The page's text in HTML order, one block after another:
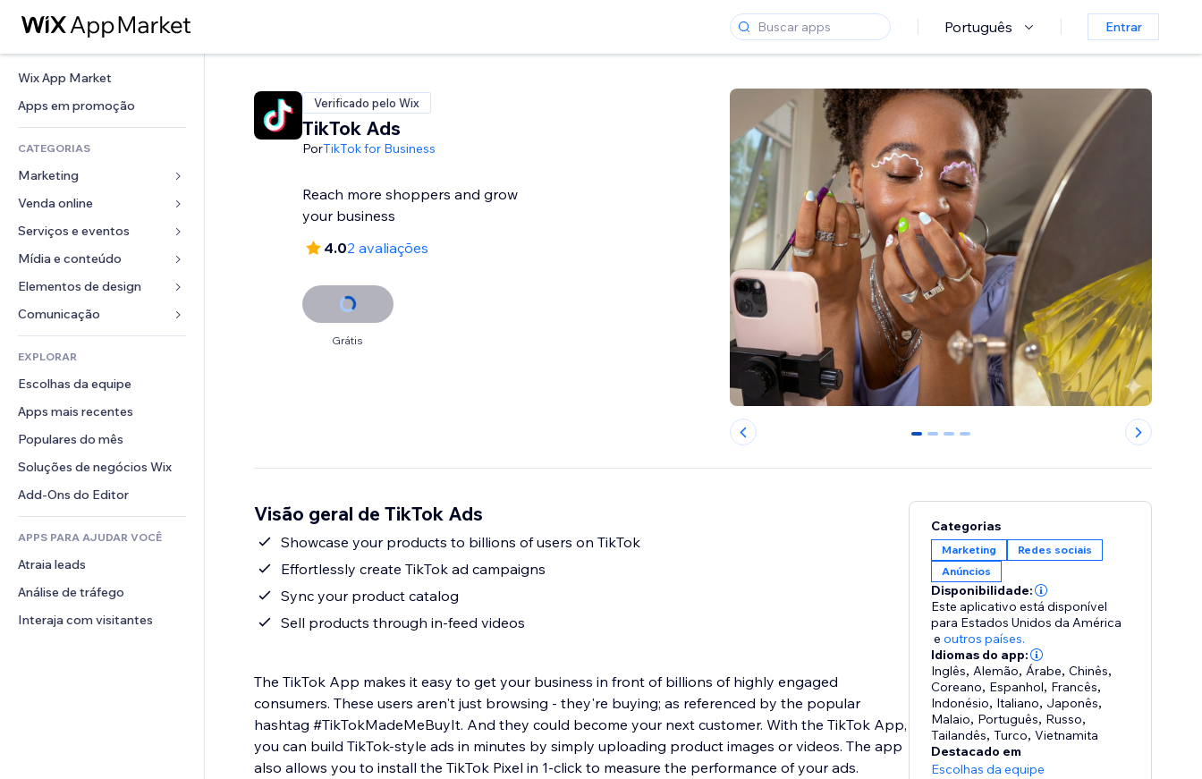
Português Entrar
Wix App Market
Apps em promoção
CATEGORIAS
Marketing
Anúncios
Mobile
Análises
Listas do site
Email
Venda online
Apps para lojas
Frete e entrega
Botões de venda
Contabilidade
Cupons e fidelidade
Soluções de armazenamento
Serviços e eventos
Hotéis
Eventos
Restaurantes
Imobiliária
Meus agendamentos
Mídia e conteúdo
Galeria
Músicas
Podcasts
Fotografia
Vídeo
PDF
Compartilhamento de arquivos
Notícias
Elementos de design
Mapas e navegação
Privacidade e segurança
Relógio
Templates de página
Efeitos de imagem
Botões e menus
Banners e selos
Calculadoras
Busca
Previsão do tempo
Tabelas e gráficos
Formulários
Enquetes
Chat
Comentários
Telefone
Comunidade
Avaliações e depoimentos
CRM
EXPLORAR
Escolhas da equipe
Apps mais recentes
Populares do mês
Soluções de negócios Wix
Add-Ons do Editor
APPS PARA AJUDAR VOCÊ
Atraia leads
Análise de tráfego
Interaja com visitantes
Verificado pelo Wix
TikTok Ads
PorTikTok for Business
Reach more shoppers and grow
your business
4.02 avaliações
Grátis
0 1 2 3
Visão geral de TikTok Ads
Showcase your products to billions of users on TikTok
Effortlessly create TikTok ad campaigns
Sync your product catalog
Sell products through in-feed videos
The TikTok App makes it easy to get your business in front of billions of highly engaged
consumers. These users aren't just browsing - they're buying; as referenced by the popular
hashtag #TikTokMadeMeBuyIt. And they could become your next customer. With the TikTok App,
you can build TikTok-style ads in minutes by simply uploading product images or videos. The app
also allows you to install the TikTok Pixel in 1-click to measure the performance of your ads.
Categorias
Marketing
Redes sociais
Anúncios
Disponibilidade:
Este aplicativo está disponível
para Estados Unidos da América
e outros países.
Idiomas do app:
Inglês, Alemão, Árabe,Chinês,
Coreano, Espanhol, Francês,
Indonésio, Italiano, Japonês,
Malaio, Português, Russo,
Tailandês,Turco,Vietnamita
Destacado em
Escolhas da equipe